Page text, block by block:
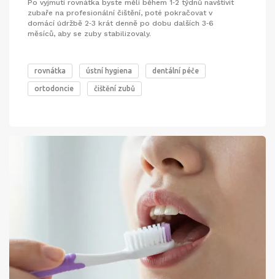
Po vyjmutí rovnátka byste měli během 1‑2 týdnů navštívit
zubaře na profesionální čištění, poté pokračovat v
domácí údržbě 2‑3 krát denně po dobu dalších 3‑6
měsíců, aby se zuby stabilizovaly.
rovnátka ústní hygiena dentální péče
ortodoncie čištění zubů